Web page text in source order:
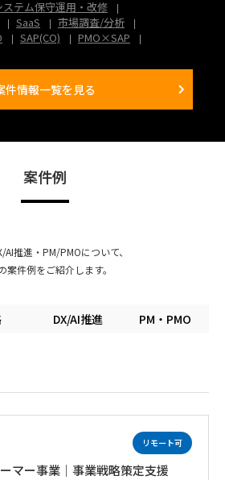
ステム保守運用・改修
SaaS
市場調査/分析
SAP(CO) PMO×SAP
件情報一覧を見る
案件例
AI推進・PM/PMOについて、
案件例をご紹介します。
DX/AI推進 PM・PMO
リモート可
マー事業｜事業戦略策定支援